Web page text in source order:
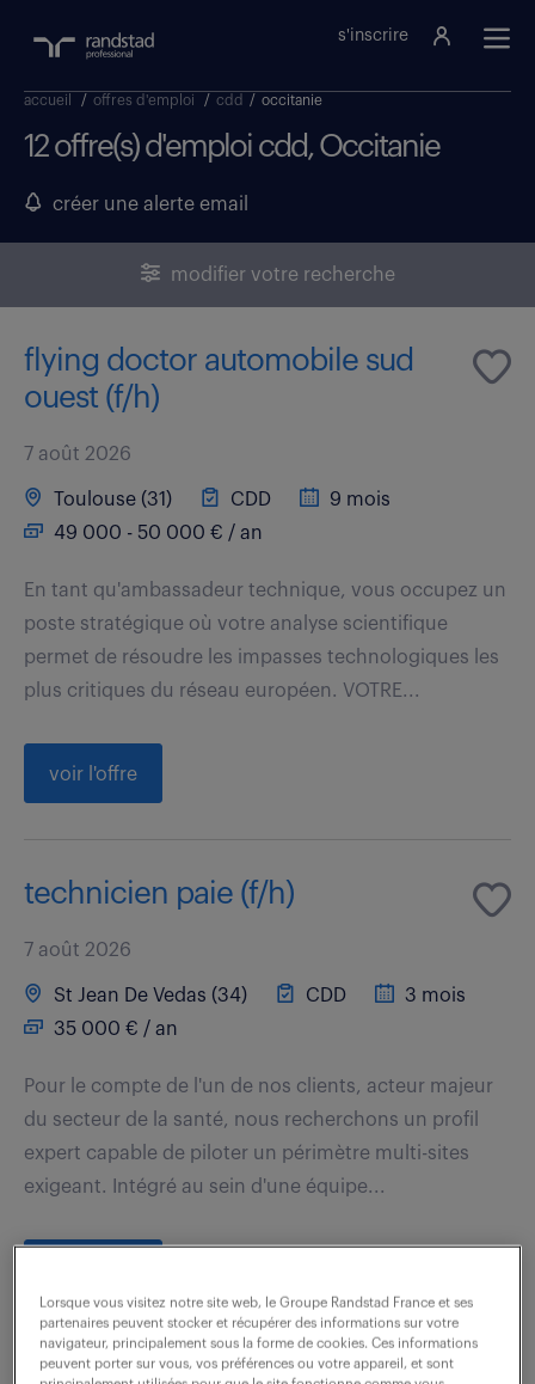
s'inscrire
accueil / offres d'emploi / cdd / occitanie
12 offre(s) d'emploi cdd, Occitanie
créer une alerte email
modifier votre recherche
flying doctor automobile sud
ouest (f/h)
7 août 2026
Toulouse (31) CDD
9 mois
49 000 - 50 000 € / an
En tant qu'ambassadeur technique, vous occupez un
poste stratégique où votre analyse scientifique
permet de résoudre les impasses technologiques les
plus critiques du réseau européen. VOTRE...
voir l'offre
technicien paie (f/h)
7 août 2026
St Jean De Vedas (34) CDD
3 mois
35 000 € / an
Pour le compte de l'un de nos clients, acteur majeur
du secteur de la santé, nous recherchons un profil
expert capable de piloter un périmètre multi-sites
exigeant. Intégré au sein d'une équipe...
Lorsque vous visitez notre site web, le Groupe Randstad France et ses
partenaires peuvent stocker et récupérer des informations sur votre
navigateur, principalement sous la forme de cookies. Ces informations
peuvent porter sur vous, vos préférences ou votre appareil, et sont